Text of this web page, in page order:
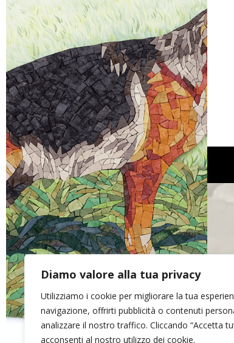
Diamo valore alla tua privacy
Utilizziamo i cookie per migliorare la tua
navigazione, offrirti pubblicità o contenuti
analizzare il nostro traffico. Cliccando “Accetta
acconsenti al nostro utilizzo dei cookie.